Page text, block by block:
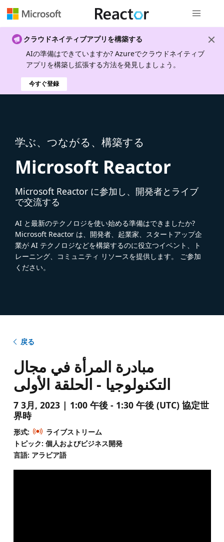
クラウドネイティブアプリを構築する
AIの準備はできていますか? Azureでクラウドネイティブ
アプリを構築し拡張する方法を発見しましょう。
今すぐ登録
学ぶ、つながる、構築する
Microsoft Reactor
Microsoft Reactor に参加し、開発者とライブ
で交流する
AI と最新のテクノロジを使い始める準備はできましたか?
Microsoft Reactor は、開発者、起業家、スタートアップ企
業が AI テクノロジなどを構築するのに役立つイベント、ト
レーニング、コミュニティ リソースを提供します。 ご参加
ください。
戻る
مبادرة المرأة في مجال
التكنولوجيا - الحلقة الأولى
7 3月, 2023 | 1:00 午後 - 1:30 午後 (UTC) 協定世
界時
形式:
ライブストリーム
トピック: 個人およびビジネス開発
言語: アラビア語